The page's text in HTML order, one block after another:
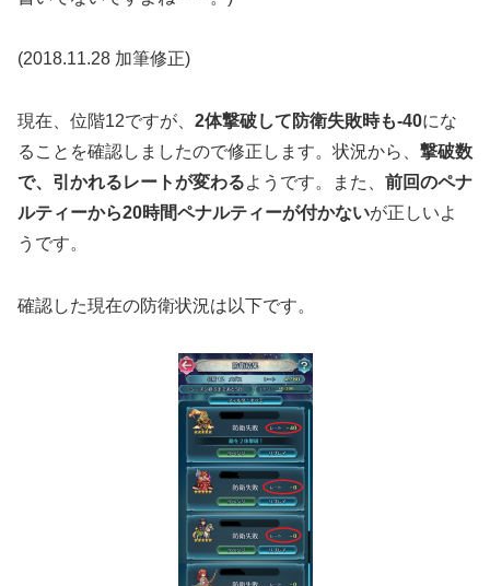
(2018.11.28 加筆修正)
現在、位階12ですが、 2体撃破して防衛失敗時も-40にな
ることを確認しましたので修正します。状況から、 撃破数
で、引かれるレートが変わるようです。また、 前回のペナ
ルティーから20時間ペナルティーが付かないが正しいよ
うです。
確認した現在の防衛状況は以下です。